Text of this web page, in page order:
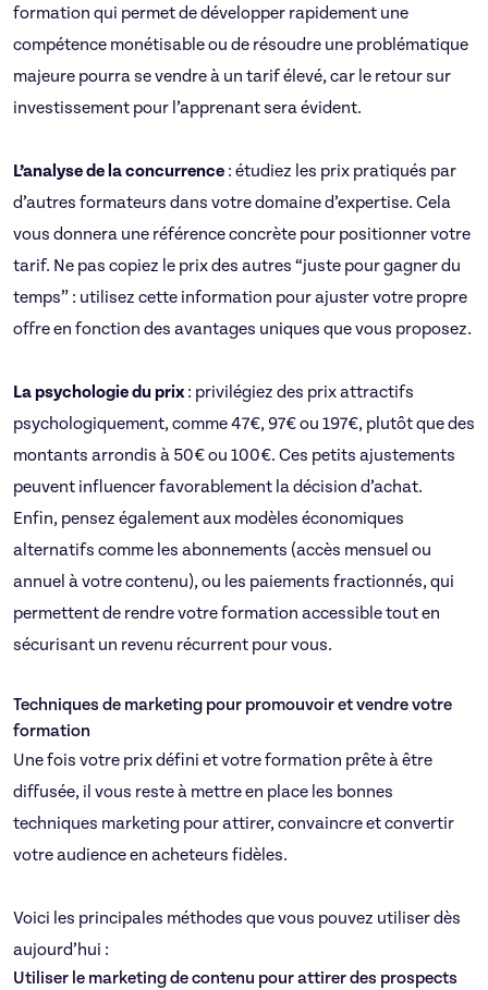
formation qui permet de développer rapidement une
compétence monétisable ou de résoudre une problématique
majeure pourra se vendre à un tarif élevé, car le retour sur
investissement pour l’apprenant sera évident.
L’analyse de la concurrence : étudiez les prix pratiqués par
d’autres formateurs dans votre domaine d’expertise. Cela
vous donnera une référence concrète pour positionner votre
tarif. Ne pas copiez le prix des autres “juste pour gagner du
temps” : utilisez cette information pour ajuster votre propre
offre en fonction des avantages uniques que vous proposez.
La psychologie du prix: privilégiez des prix attractifs
psychologiquement, comme 47€, 97€ ou 197€, plutôt que des
montants arrondis à 50€ ou 100€. Ces petits ajustements
peuvent influencer favorablement la décision d’achat.
Enfin, pensez également aux modèles économiques
alternatifs comme les abonnements (accès mensuel ou
annuel à votre contenu), ou les paiements fractionnés, qui
permettent de rendre votre formation accessible tout en
sécurisant un revenu récurrent pour vous.
Techniques de marketing pour promouvoir et vendre votre
formation
Une fois votre prix défini et votre formation prête à être
diffusée, il vous reste à mettre en place les bonnes
techniques marketing pour attirer, convaincre et convertir
votre audience en acheteurs fidèles.
Voici les principales méthodes que vous pouvez utiliser dès
aujourd’hui :
Utiliser le marketing de contenu pour attirer des prospects​